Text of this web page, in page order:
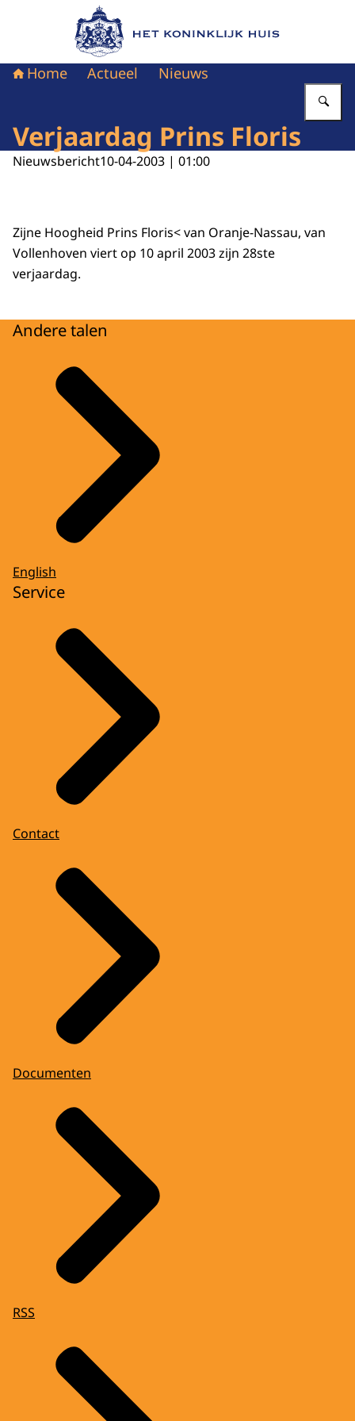
Naar de homepage van Het Koninklijk Huis
Home Actueel Nieuws
Verjaardag Prins Floris
Nieuwsbericht10-04-2003 | 01:00
Zijne Hoogheid Prins Floris< van Oranje-Nassau, van
Vollenhoven viert op 10 april 2003 zijn 28ste
verjaardag.
Andere talen
English
Service
Contact
Documenten
RSS